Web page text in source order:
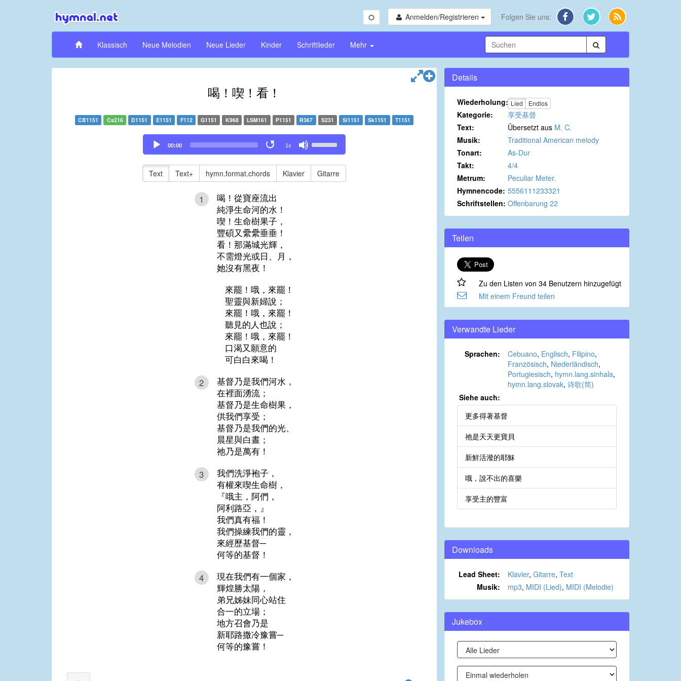
Anmelden/Registrieren Folgen Sie uns:
Klassisch Neue Melodien Neue Lieder Kinder Schriftlieder Mehr
喝！喫！看！
CB1151 Cs216 D1151 E1151 F112 G1151 K968 LSM161 P1151 R367 S231 Si1151 Sk1151 T1151
Audio
Player
00:00 1x
Up/Down
keys
to
Text Text+ hymn.format.chords Klavier Gitarre
1
喝！從寶座流出
純淨生命河的水！
喫！生命樹果子，
豐碩又纍纍垂垂！
看！那滿城光輝，
不需燈光或日、月，
她沒有黑夜！
來罷！哦，來罷！
聖靈與新婦說；
來罷！哦，來罷！
聽見的人也說；
來罷！哦，來罷！
口渴又願意的
可白白來喝！
2
基督乃是我們河水，
在裡面湧流；
基督乃是生命樹果，
供我們享受；
基督乃是我們的光、
晨星與白晝；
祂乃是萬有！
3
我們洗淨袍子，
有權來喫生命樹，
『哦主，阿們，
阿利路亞，』
我們真有福！
我們操練我們的靈，
來經歷基督─
何等的基督！
4
現在我們有一個家，
輝煌勝太陽，
弟兄姊妹同心站住
合一的立場；
地方召會乃是
新耶路撒冷豫嘗─
何等的豫嘗！
Details
Wiederholung: Lied Endlos
Kategorie:
享受基督
Text:
Übersetzt aus M. C.
Musik:
Traditional American melody
Tonart:
As-Dur
Takt:
4/4
Metrum:
Peculiar Meter.
Hymnencode: 5556111233321
Schriftstellen: Offenbarung 22
Teilen
Zu den Listen von 34 Benutzern hinzugefügt
Mit einem Freund teilen
Verwandte Lieder
Sprachen: Cebuano, Englisch, Filipino,
Französisch, Niederländisch,
Portugiesisch, hymn.lang.sinhala,
hymn.lang.slovak, 诗歌(简)
Siehe auch:
更多得著基督
祂是天天更寶貝
新鮮活潑的耶穌
哦，說不出的喜樂
享受主的豐富
Downloads
Lead Sheet: Klavier, Gitarre, Text
Musik:
mp3, MIDI (Lied), MIDI (Melodie)
Jukebox